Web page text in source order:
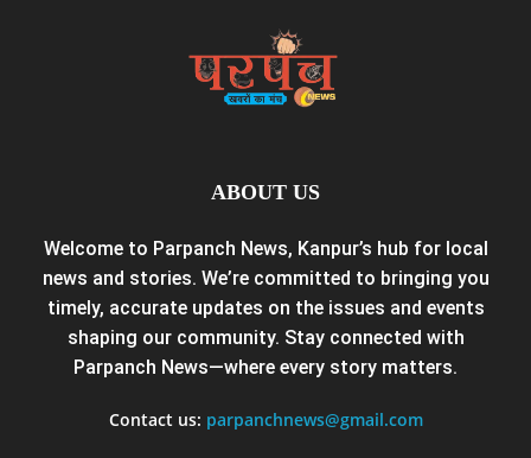
ABOUT US
Welcome to Parpanch News, Kanpur’s hub for local
news and stories. We’re committed to bringing you
timely, accurate updates on the issues and events
shaping our community. Stay connected with
Parpanch News—where every story matters.
Contact us: parpanchnews@gmail.com